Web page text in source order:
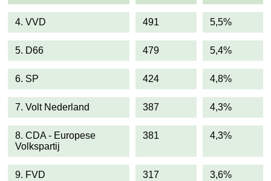
4. VVD 491 5,5%
5. D66 479 5,4%
6. SP 424 4,8%
7. Volt Nederland 387 4,3%
8. CDA - Europese
Volkspartij
381 4,3%
9. FVD 317 3,6%